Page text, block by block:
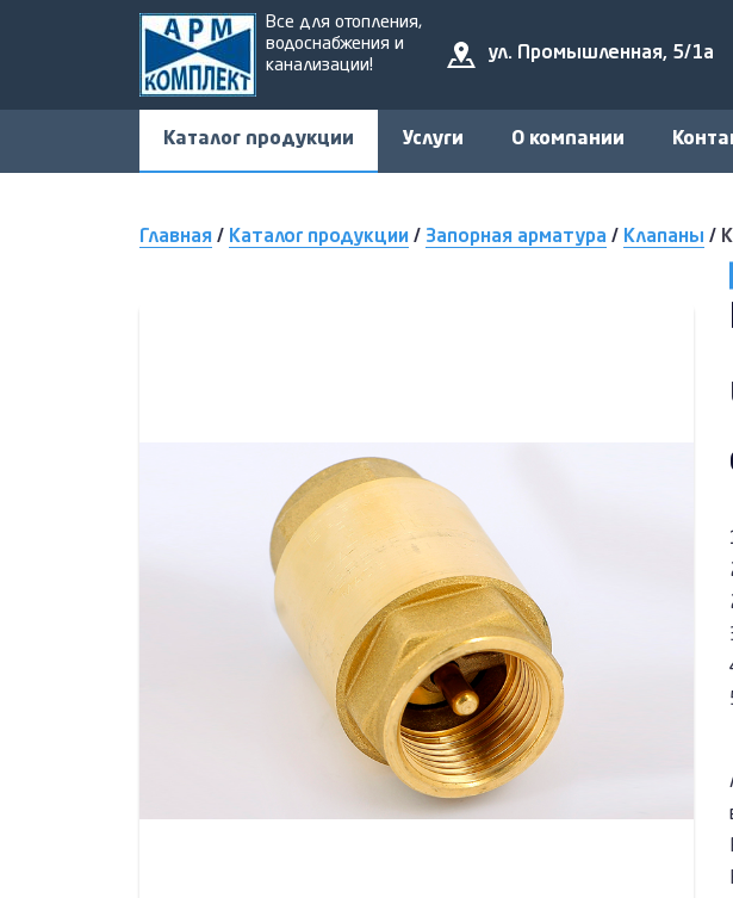
Все для отопления,
водоснабжения и
канализации!
ул. Промышленная, 5/1а
Каталог продукции Услуги О компании
Главная / Каталог продукции / Запорная арматура / Клапаны /